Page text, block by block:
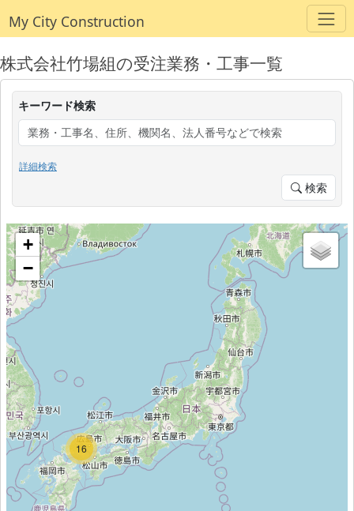
My City Construction
株式会社竹場組の受注業務・工事一覧
キーワード検索
詳細検索
検索
16
+
−